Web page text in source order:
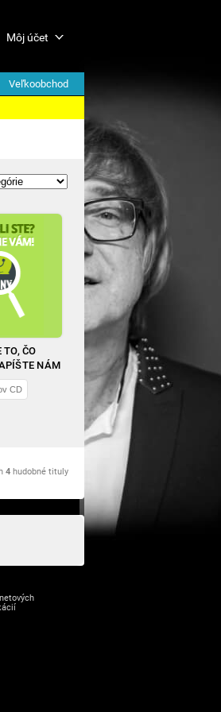
Môj účet
Veľkoobchod
TO, ČO
NÁM
4 hudobné tituly